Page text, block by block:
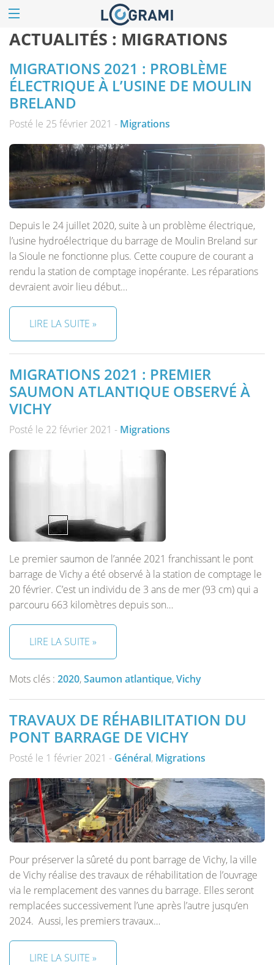
ACTUALITÉS : MIGRATIONS
MIGRATIONS 2021 : PROBLÈME
ÉLECTRIQUE À L’USINE DE MOULIN
BRELAND
Posté le 25 février 2021 - Migrations
Depuis le 24 juillet 2020, suite à un problème électrique,
l’usine hydroélectrique du barrage de Moulin Breland sur
la Sioule ne fonctionne plus. Cette coupure de courant a
rendu la station de comptage inopérante. Les réparations
devraient avoir lieu début…
LIRE LA SUITE »
MIGRATIONS 2021 : PREMIER
SAUMON ATLANTIQUE OBSERVÉ À
VICHY
Posté le 22 février 2021 - Migrations
Le premier saumon de l’année 2021 franchissant le pont
barrage de Vichy a été observé à la station de comptage le
20 février. C’est un individu de 3 ans de mer (93 cm) qui a
parcouru 663 kilomètres depuis son…
LIRE LA SUITE »
Mots clés : 2020,Saumon atlantique,Vichy
TRAVAUX DE RÉHABILITATION DU
PONT BARRAGE DE VICHY
Posté le 1 février 2021 - Général, Migrations
Pour préserver la sûreté du pont barrage de Vichy, la ville
de Vichy réalise des travaux de réhabilitation de l’ouvrage
via le remplacement des vannes du barrage. Elles seront
remplacées successivement l’une après l’autre jusqu’en
2024. Aussi, les premiers travaux…
LIRE LA SUITE »